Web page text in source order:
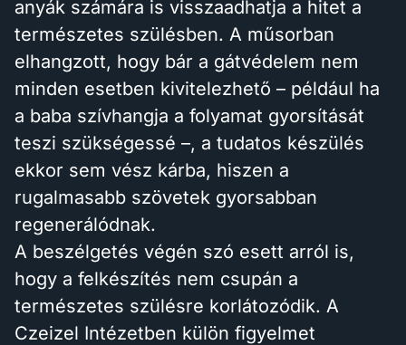
anyák számára is visszaadhatja a hitet a
természetes szülésben. A műsorban
elhangzott, hogy bár a gátvédelem nem
minden esetben kivitelezhető – például ha
a baba szívhangja a folyamat gyorsítását
teszi szükségessé –, a tudatos készülés
ekkor sem vész kárba, hiszen a
rugalmasabb szövetek gyorsabban
regenerálódnak.
A beszélgetés végén szó esett arról is,
hogy a felkészítés nem csupán a
természetes szülésre korlátozódik. A
Czeizel Intézetben külön figyelmet